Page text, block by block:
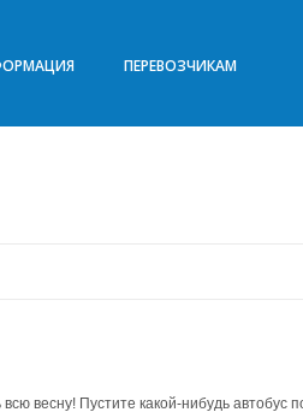
ПЕРЕВОЗЧИКАМ
весну! Пустите какой-нибудь автобус